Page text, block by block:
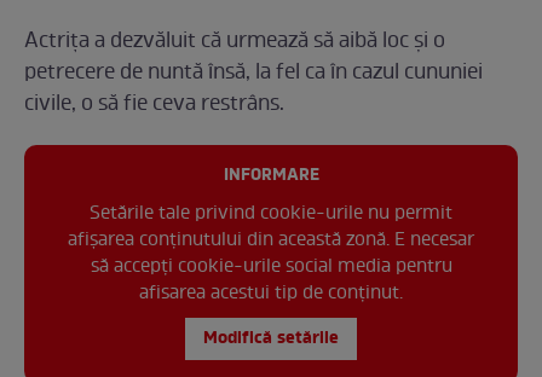
Actrița a dezvăluit că urmează să aibă loc și o
petrecere de nuntă însă, la fel ca în cazul cununiei
civile, o să fie ceva restrâns.
INFORMARE
Setările tale privind cookie-urile nu permit
afișarea conținutului din această zonă. E necesar
să accepți cookie-urile social media pentru
afisarea acestui tip de conținut.
Modifică setările